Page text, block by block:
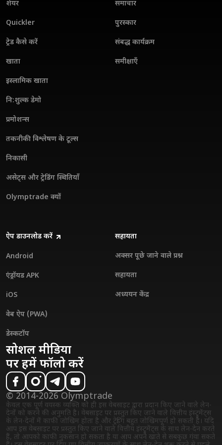
शेयर
Quickler
ट्रेड कैसे करें
खाता
इस्लामिक खाता
नि:शुल्क डेमो
प्रमोशन्स
तकनीकी विश्लेषण के टूल्स
निकासी
असेट्स और ट्रेडिंग स्थितियाँ
Olymptrade क्यों
समाचार
पुरस्कार
संबद्ध कार्यक्रम
समीक्षाएँ
ऐप डाउनलोड करें
Android
एंड्रॉयड APK
iOS
वेब ऐप (PWA)
डेस्कटॉप
सहायता
अक्सर पूछे जाने वाले प्रश्न
सहायता
अध्ययन केंद्र
सोशल मीडिया
पर हमें फॉलो करें
© 2014-2026 Olymptrade
केवल एक पूर्ण वयस्क व्यक्ति को ही इस वेबसाइट द्वारा प्रदान किए जाने वाले लेन-
देनों को करने की अनुमति है। वेबसाइट पर प्रस्तुत किए जाने वाले वित्तीय इंस्ट्रुमेंट्स
के लेन-देनों में काफी जोखिम होता है और ट्रेडिंग बहुत जोखिमपूर्ण हो सकती है। यदि
आप इस वेबसाइट पर प्रस्तुत किए जाने वाले वित्तीय इंस्ट्रुमेंट्स के साथ लेन-देन करते
हैं, तो आपको काफी नुकसान हो सकता है या आप अपने खाते से सबकुछ गंवा सकते